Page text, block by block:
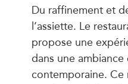
Du raffinement et
l’assiette. Le
propose une
dans une
contemporaine. Ce